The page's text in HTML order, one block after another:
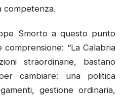
competenza.
Smorto a questo punto
“La Calabria
straordinarie, bastano
cambiare: una politica
gestione ordinaria,